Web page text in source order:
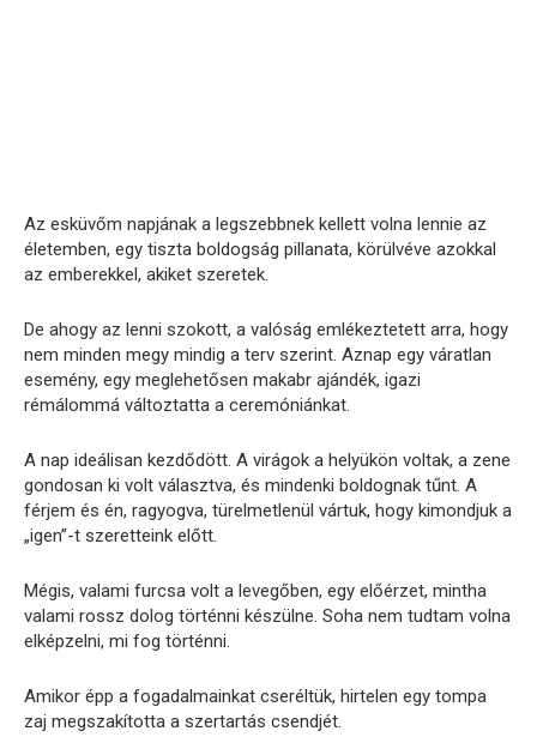
Az esküvőm napjának a legszebbnek kellett volna lennie az
életemben, egy tiszta boldogság pillanata, körülvéve azokkal
az emberekkel, akiket szeretek.
De ahogy az lenni szokott, a valóság emlékeztetett arra, hogy
nem minden megy mindig a terv szerint. Aznap egy váratlan
esemény, egy meglehetősen makabr ajándék, igazi
rémálommá változtatta a ceremóniánkat.
A nap ideálisan kezdődött. A virágok a helyükön voltak, a zene
gondosan ki volt választva, és mindenki boldognak tűnt. A
férjem és én, ragyogva, türelmetlenül vártuk, hogy kimondjuk a
„igen”-t szeretteink előtt.
Mégis, valami furcsa volt a levegőben, egy előérzet, mintha
valami rossz dolog történni készülne. Soha nem tudtam volna
elképzelni, mi fog történni.
Amikor épp a fogadalmainkat cseréltük, hirtelen egy tompa
zaj megszakította a szertartás csendjét.